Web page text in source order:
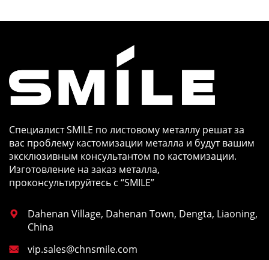
Специалист SMILE по листовому металлу решат за
вас проблему кастомизации металла и будут вашим
эксклюзивным консультантом по кастомизации.
Изготовление на заказ металла,
проконсультируйтесь с “SMILE”

Dahenan Village, Dahenan Town, Dengta, Liaoning,
China
 vip.sales@chnsmile.com